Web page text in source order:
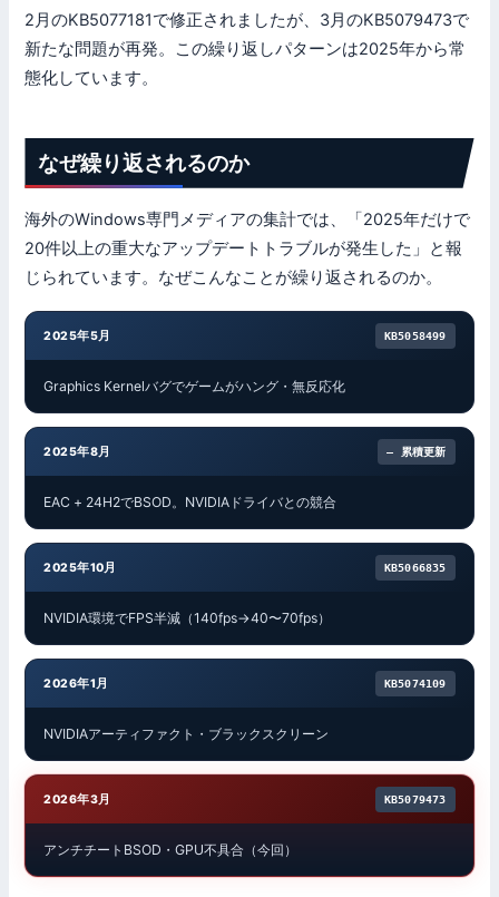
2月のKB5077181で修正されましたが、3月のKB5079473で
新たな問題が再発。この繰り返しパターンは2025年から常
態化しています。
なぜ繰り返されるのか
海外のWindows専門メディアの集計では、「2025年だけで
20件以上の重大なアップデートトラブルが発生した」と報
じられています。なぜこんなことが繰り返されるのか。
2025年5月 KB5058499
Graphics Kernelバグでゲームがハング・無反応化
2025年8月 — 累積更新
EAC + 24H2でBSOD。NVIDIAドライバとの競合
2025年10月 KB5066835
NVIDIA環境でFPS半減（140fps→40〜70fps）
2026年1月 KB5074109
NVIDIAアーティファクト・ブラックスクリーン
2026年3月 KB5079473
アンチチートBSOD・GPU不具合（今回）